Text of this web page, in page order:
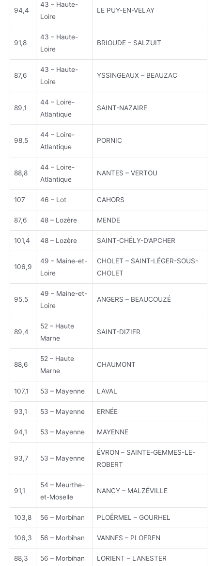
94,4
43 – Haute-
Loire
LE PUY-EN-VELAY
91,8
43 – Haute-
Loire
BRIOUDE – SALZUIT
87,6
43 – Haute-
Loire
YSSINGEAUX – BEAUZAC
89,1
44 – Loire-
Atlantique
SAINT-NAZAIRE
98,5
44 – Loire-
Atlantique
PORNIC
88,8
44 – Loire-
Atlantique
NANTES – VERTOU
107 46 – Lot CAHORS
87,6 48 – Lozère MENDE
101,4 48 – Lozère SAINT-CHÉLY-D’APCHER
106,9
49 – Maine-et-
Loire
CHOLET – SAINT-LÉGER-SOUS-
CHOLET
95,5
49 – Maine-et-
Loire
ANGERS – BEAUCOUZÉ
89,4
52 – Haute
Marne
SAINT-DIZIER
88,6
52 – Haute
Marne
CHAUMONT
107,1 53 – Mayenne LAVAL
93,1 53 – Mayenne ERNÉE
94,1 53 – Mayenne MAYENNE
93,7 53 – Mayenne
ÉVRON – SAINTE-GEMMES-LE-
ROBERT
91,1
54 – Meurthe-
et-Moselle
NANCY – MALZÉVILLE
103,8 56 – Morbihan PLOËRMEL – GOURHEL
106,3 56 – Morbihan VANNES – PLOEREN
88,3 56 – Morbihan LORIENT – LANESTER